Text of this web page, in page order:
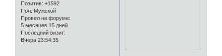
Позитив: +1592
Пол: Мужской
Провел на форуме:
5 месяцев 15 дней
Последний визит:
Вчера 23:54:35